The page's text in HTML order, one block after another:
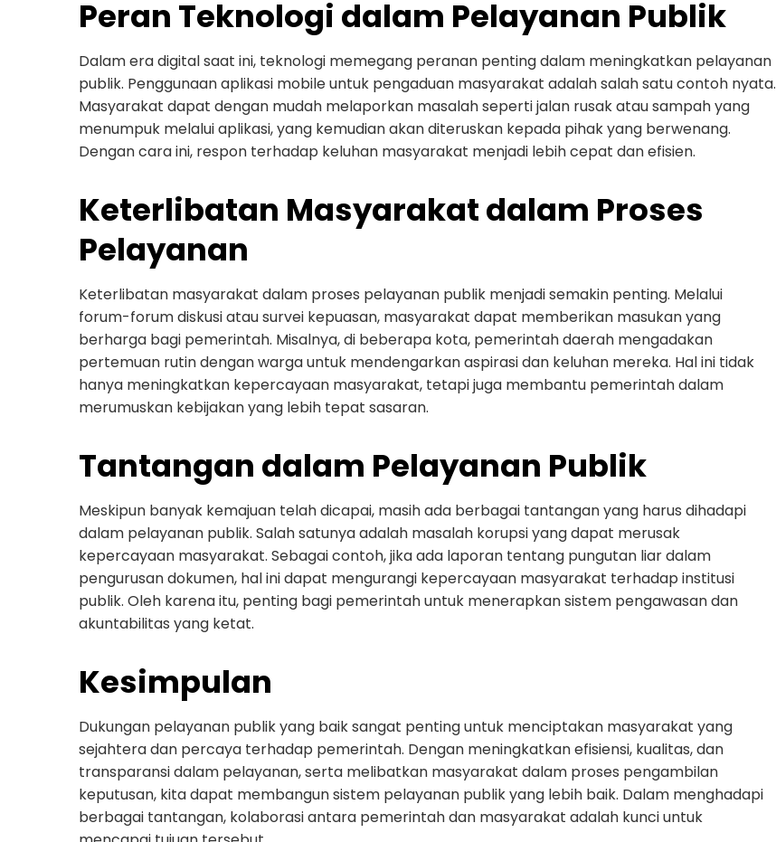
Peran Teknologi dalam Pelayanan Publik
Dalam era digital saat ini, teknologi memegang peranan penting dalam meningkatkan pelayanan
publik. Penggunaan aplikasi mobile untuk pengaduan masyarakat adalah salah satu contoh nyata.
Masyarakat dapat dengan mudah melaporkan masalah seperti jalan rusak atau sampah yang
menumpuk melalui aplikasi, yang kemudian akan diteruskan kepada pihak yang berwenang.
Dengan cara ini, respon terhadap keluhan masyarakat menjadi lebih cepat dan efisien.
Keterlibatan Masyarakat dalam Proses
Pelayanan
Keterlibatan masyarakat dalam proses pelayanan publik menjadi semakin penting. Melalui
forum-forum diskusi atau survei kepuasan, masyarakat dapat memberikan masukan yang
berharga bagi pemerintah. Misalnya, di beberapa kota, pemerintah daerah mengadakan
pertemuan rutin dengan warga untuk mendengarkan aspirasi dan keluhan mereka. Hal ini tidak
hanya meningkatkan kepercayaan masyarakat, tetapi juga membantu pemerintah dalam
merumuskan kebijakan yang lebih tepat sasaran.
Tantangan dalam Pelayanan Publik
Meskipun banyak kemajuan telah dicapai, masih ada berbagai tantangan yang harus dihadapi
dalam pelayanan publik. Salah satunya adalah masalah korupsi yang dapat merusak
kepercayaan masyarakat. Sebagai contoh, jika ada laporan tentang pungutan liar dalam
pengurusan dokumen, hal ini dapat mengurangi kepercayaan masyarakat terhadap institusi
publik. Oleh karena itu, penting bagi pemerintah untuk menerapkan sistem pengawasan dan
akuntabilitas yang ketat.
Kesimpulan
Dukungan pelayanan publik yang baik sangat penting untuk menciptakan masyarakat yang
sejahtera dan percaya terhadap pemerintah. Dengan meningkatkan efisiensi, kualitas, dan
transparansi dalam pelayanan, serta melibatkan masyarakat dalam proses pengambilan
keputusan, kita dapat membangun sistem pelayanan publik yang lebih baik. Dalam menghadapi
berbagai tantangan, kolaborasi antara pemerintah dan masyarakat adalah kunci untuk